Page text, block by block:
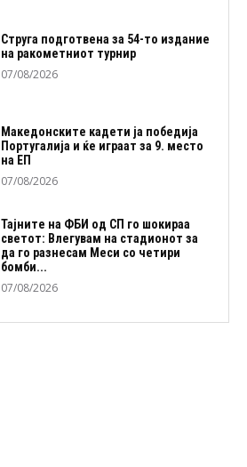
Струга подготвена за 54-то издание
на ракометниот турнир
07/08/2026
Македонските кадети ја победија
Португалија и ќе играат за 9. место
на ЕП
07/08/2026
Тајните на ФБИ од СП го шокираа
светот: Влегувам на стадионот за
да го разнесам Меси со четири
бомби...
07/08/2026